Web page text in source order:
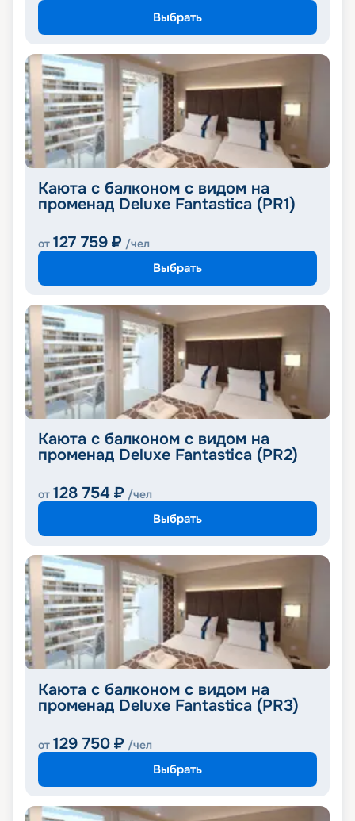
Выбрать
Каюта с балконом с видом на
променад Deluxe Fantastica (PR1)
от 127 759 ₽ /чел
Выбрать
Каюта с балконом с видом на
променад Deluxe Fantastica (PR2)
от 128 754 ₽ /чел
Выбрать
Каюта с балконом с видом на
променад Deluxe Fantastica (PR3)
от 129 750 ₽ /чел
Выбрать